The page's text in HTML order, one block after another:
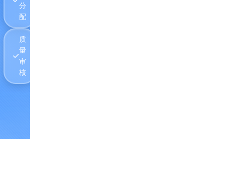
分
配
质
量
审
核